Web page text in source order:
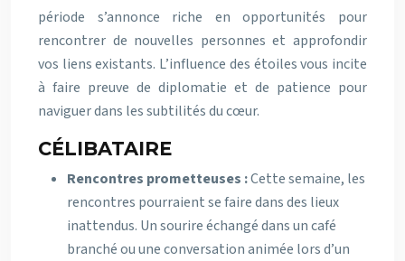
période s’annonce riche en opportunités pour
rencontrer de nouvelles personnes et approfondir
vos liens existants. L’influence des étoiles vous incite
à faire preuve de diplomatie et de patience pour
naviguer dans les subtilités du cœur.
CÉLIBATAIRE
Rencontres prometteuses :Cette semaine, les
rencontres pourraient se faire dans des lieux
inattendus. Un sourire échangé dans un café
branché ou une conversation animée lors d’un